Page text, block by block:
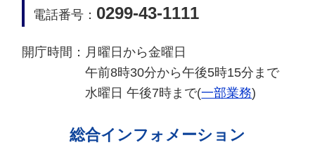
電話番号： 0299-43-1111
開庁時間： 月曜日から金曜日
午前8時30分から午後5時15分まで
水曜日 午後7時まで(一部業務)
総合インフォメーション